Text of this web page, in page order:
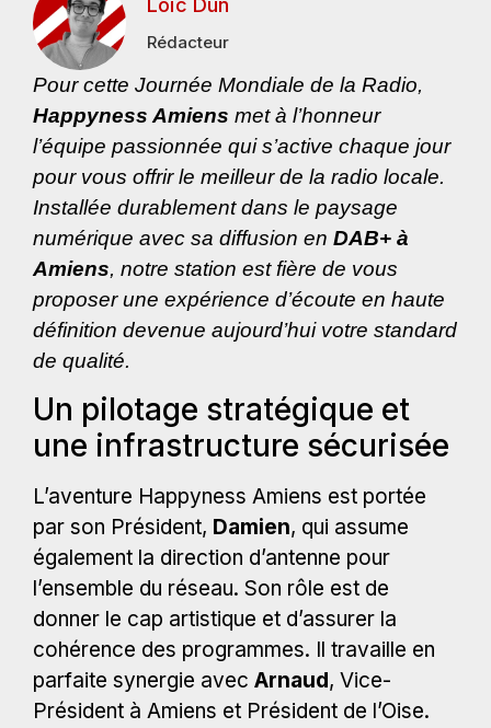
Loïc Dun
Rédacteur
Pour cette Journée Mondiale de la Radio,
Happyness Amiens met à l’honneur
l’équipe passionnée qui s’active chaque jour
pour vous offrir le meilleur de la radio locale.
Installée durablement dans le paysage
numérique avec sa diffusion en DAB+ à
Amiens, notre station est fière de vous
proposer une expérience d’écoute en haute
définition devenue aujourd’hui votre standard
de qualité.
Un pilotage stratégique et
une infrastructure sécurisée
L’aventure Happyness Amiens est portée
par son Président, Damien, qui assume
également la direction d’antenne pour
l’ensemble du réseau. Son rôle est de
donner le cap artistique et d’assurer la
cohérence des programmes. Il travaille en
parfaite synergie avec Arnaud, Vice-
Président à Amiens et Président de l’Oise.